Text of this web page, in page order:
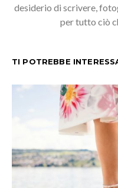
desiderio di scrivere,
per tutto ciò
TI POTREBBE